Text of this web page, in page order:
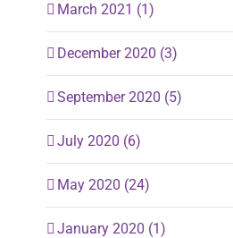
March 2021 (1)
December 2020 (3)
September 2020 (5)
July 2020 (6)
May 2020 (24)
January 2020 (1)